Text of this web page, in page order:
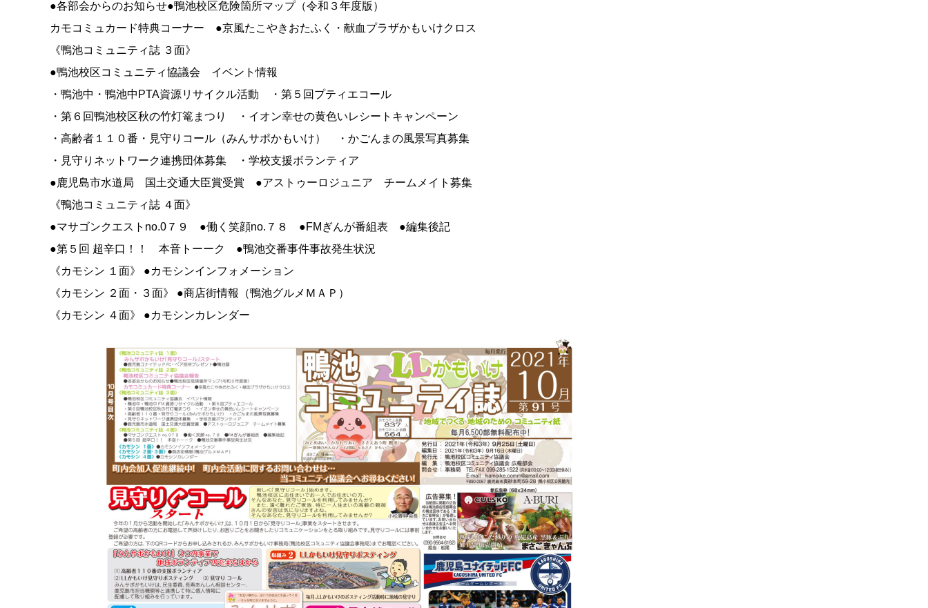
●各部会からのお知らせ●鴨池校区危険箇所マップ（令和３年度版）
カモコミュカード特典コーナー ●京風たこやきおたふく・献血プラザかもいけクロス
《鴨池コミュニティ誌 ３面》
●鴨池校区コミュニティ協議会 イベント情報
・鴨池中・鴨池中PTA資源リサイクル活動 ・第５回プティエコール
・第６回鴨池校区秋の竹灯篭まつり ・イオン幸せの黄色いレシートキャンペーン
・高齢者１１０番・見守りコール（みんサポかもいけ） ・かごんまの風景写真募集
・見守りネットワーク連携団体募集 ・学校支援ボランティア
●鹿児島市水道局 国土交通大臣賞受賞 ●アストゥーロジュニア チームメイト募集
《鴨池コミュニティ誌 ４面》
●マサゴンクエストno.0７９ ●働く笑顔no.７８ ●FMぎんが番組表 ●編集後記
●第５回 超辛口！！ 本音トーーク ●鴨池交番事件事故発生状況
《カモシン １面》 ●カモシンインフォメーション
《カモシン ２面・３面》 ●商店街情報（鴨池グルメＭＡＰ）
《カモシン ４面》 ●カモシンカレンダー